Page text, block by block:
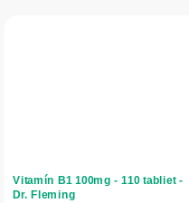
Vitamín B1 100mg - 110 tabliet -
Dr. Fleming